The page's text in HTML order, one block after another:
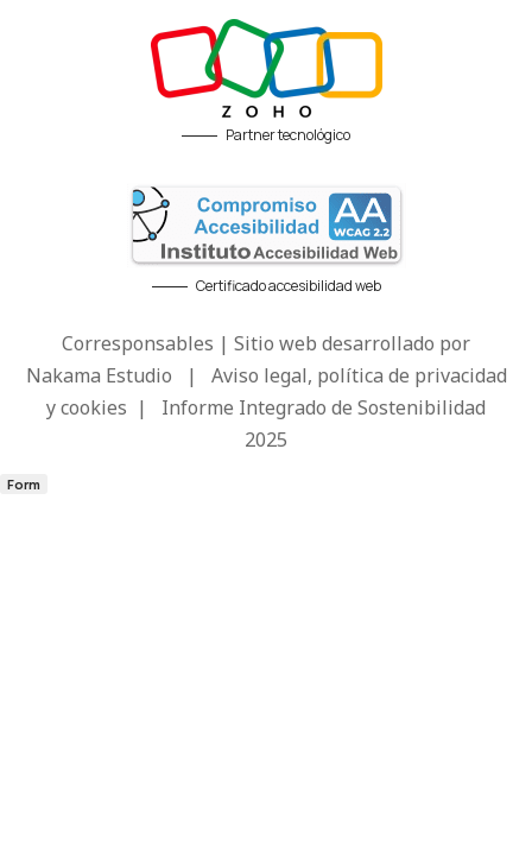
Partner tecnológico
Certificado accesibilidad web
Corresponsables | Sitio web desarrollado por
Nakama Estudio | Aviso legal, política de privacidad
y cookies | Informe Integrado de Sostenibilidad
2025
Form